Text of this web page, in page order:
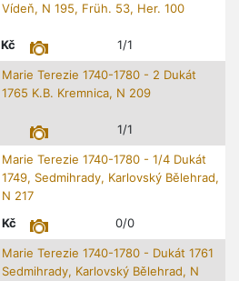
Vídeň, N 195, Früh. 53, Her. 100
Kč 1/1
Marie Terezie 1740-1780 - 2 Dukát
1765 K.B. Kremnica, N 209
1/1
Marie Terezie 1740-1780 - 1/4 Dukát
1749, Sedmihrady, Karlovský Bělehrad,
N 217
Kč 0/0
Marie Terezie 1740-1780 - Dukát 1761
Sedmihrady, Karlovský Bělehrad, N